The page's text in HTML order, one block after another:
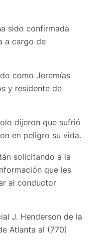
sido confirmada
a cargo de
como Jeremías
y residente de
dijeron que sufrió
en peligro su vida.
solicitando a la
que les
al conductor
J. Henderson de la
Atlanta al (770)